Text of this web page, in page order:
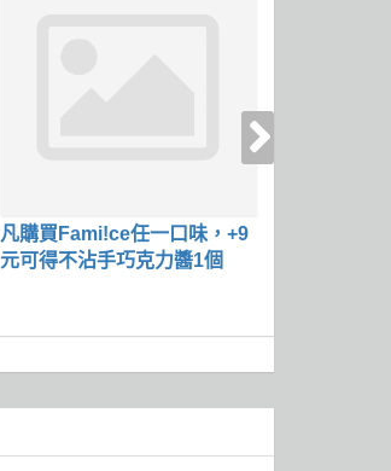
凡購買Fami!ce任一口味，+9
元可得不沾手巧克力醬1個